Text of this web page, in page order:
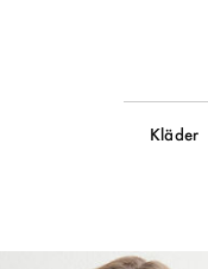
Kläder